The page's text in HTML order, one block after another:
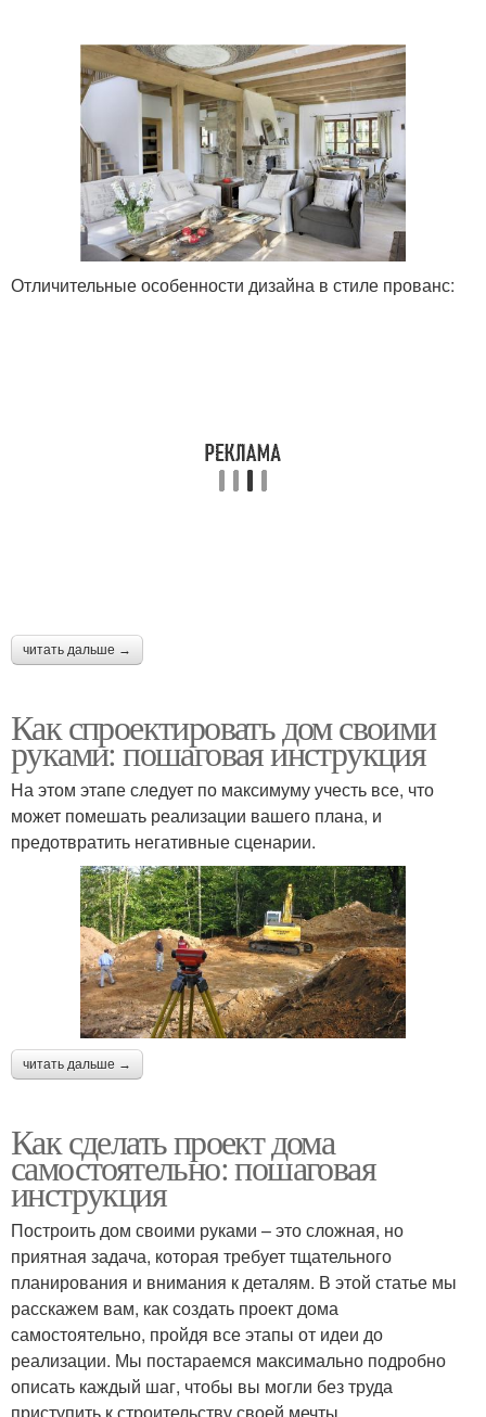
Отличительные особенности дизайна в стиле прованс:
читать дальше →
Как спроектировать дом своими
руками: пошаговая инструкция
На этом этапе следует по максимуму учесть все, что
может помешать реализации вашего плана, и
предотвратить негативные сценарии.
читать дальше →
Как сделать проект дома
самостоятельно: пошаговая
инструкция
Построить дом своими руками – это сложная, но
приятная задача, которая требует тщательного
планирования и внимания к деталям. В этой статье мы
расскажем вам, как создать проект дома
самостоятельно, пройдя все этапы от идеи до
реализации. Мы постараемся максимально подробно
описать каждый шаг, чтобы вы могли без труда